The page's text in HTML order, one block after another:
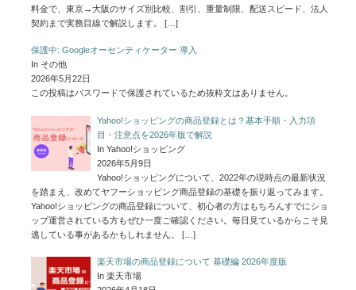
料金で、東京→大阪のサイズ別比較、割引、重量制限、配送スピード、法人
契約まで実務目線で解説します。
[…]
保護中: Googleオーセンティケーター 導入
In その他
2026年5月22日
この投稿はパスワードで保護されているため抜粋文はありません。
Yahoo!ショッピングの商品登録とは？基本手順・入力項
目・注意点を2026年版で解説
In Yahoo!ショッピング
2026年5月9日
Yahoo!ショッピングについて、2022年の現時点の最新状況
を踏まえ、改めてヤフーショッピング商品登録の基礎を振り返ってみます。
Yahoo!ショッピングの商品登録について、初心者の方はもちろんすでにショ
ップ運営されている方もぜひ一度ご確認ください。毎日見ているからこそ見
逃している事があるかもしれません。
[…]
楽天市場の商品登録について 基礎編 2026年度版
In 楽天市場